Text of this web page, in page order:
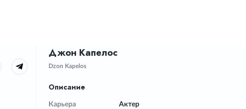
Джон Капелос
Dzon Kapelos
Описание
Карьера Актер